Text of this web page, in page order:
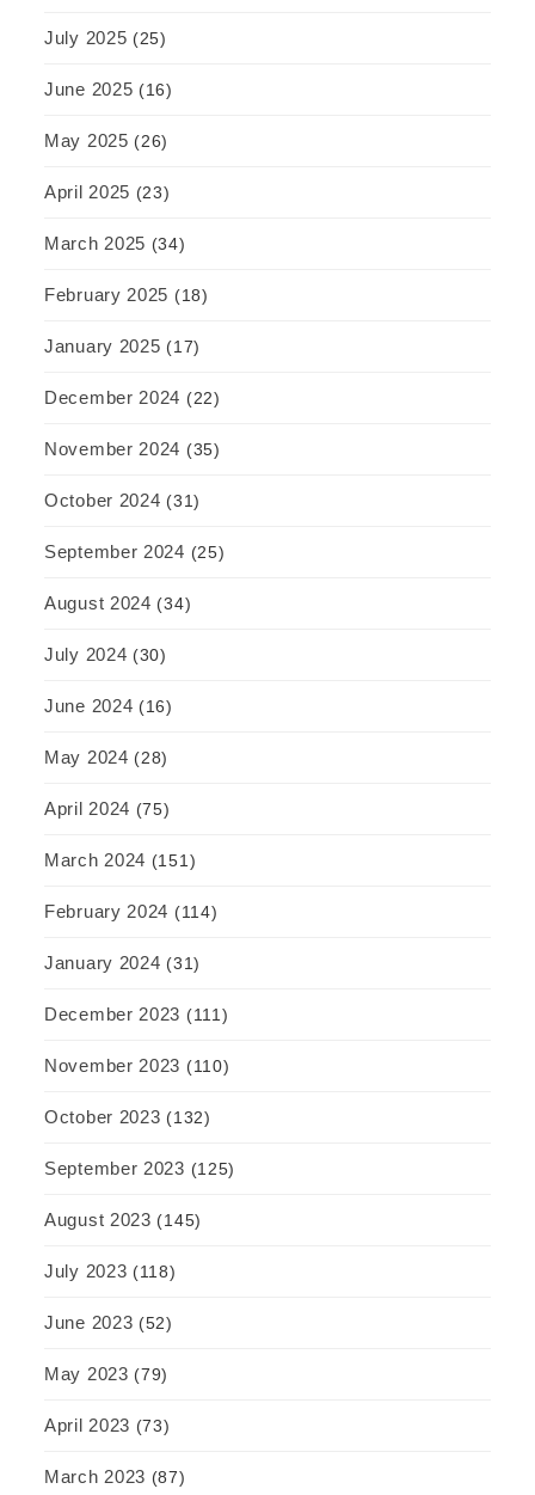
July 2025 (25)
June 2025 (16)
May 2025 (26)
April 2025 (23)
March 2025 (34)
February 2025 (18)
January 2025 (17)
December 2024 (22)
November 2024 (35)
October 2024 (31)
September 2024 (25)
August 2024 (34)
July 2024 (30)
June 2024 (16)
May 2024 (28)
April 2024 (75)
March 2024 (151)
February 2024 (114)
January 2024 (31)
December 2023 (111)
November 2023 (110)
October 2023 (132)
September 2023 (125)
August 2023 (145)
July 2023 (118)
June 2023 (52)
May 2023 (79)
April 2023 (73)
March 2023 (87)